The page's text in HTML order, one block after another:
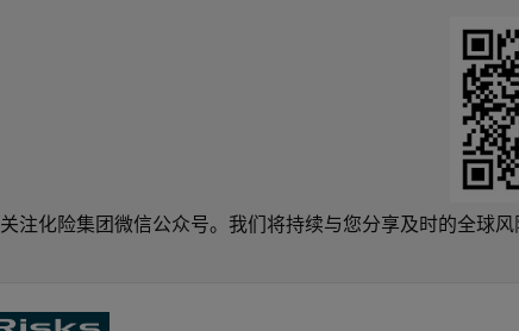
关注化险集团微信公众号。我们将持续与您分享及时的全球